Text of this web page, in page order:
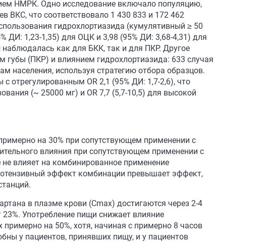
НМРК. Одно исследование включало популяцию,
ВКС, что соответствовало 1 430 833 и 172 462
гидрохлортиазида (кумулятивный ≥ 50
ДИ: 1,23-1,35) для ОЦК и 3,98 (95% ДИ: 3,68-4,31) для
как для БКК, так и для ПКР. Другое
(ПКР) и влиянием гидрохлортиазида: 633 случая
населения, используя стратегию отбора образцов.
отрегулированным OR 2,1 (95% ДИ: 1,7-2,6), что
(~ 25000 мг) и OR 7,7 (5,7-10,5) для высокой
на 30% при сопутствующем применении с
влияния при сопутствующем применении с
влияет на комбинированное применение
эффект комбинации превышает эффект,
в плазме крови (Cmax) достигаются через 2-4
Употребление пищи снижает влияние
на 50%, хотя, начиная с примерно 8 часов
у пациентов, принявших пищу, и у пациентов